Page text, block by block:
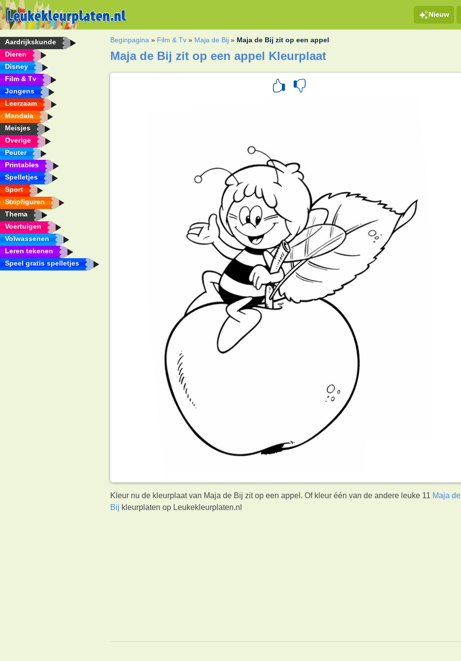
Nieuw
Aardrijkskunde
Dieren
Disney
Film & Tv
Jongens
Leerzaam
Mandala
Meisjes
Overige
Peuter
Printables
Spelletjes
Sport
Stripfiguren
Thema
Voertuigen
Volwassenen
Leren tekenen
Speel gratis spelletjes
Beginpagina » Film & Tv » Maja de Bij » Maja de Bij zit op een appel
Maja de Bij zit op een appel Kleurplaat
Kleur nu de kleurplaat van Maja de Bij zit op een appel. Of kleur één van de andere leuke 11 Maja de
Bij kleurplaten op Leukekleurplaten.nl